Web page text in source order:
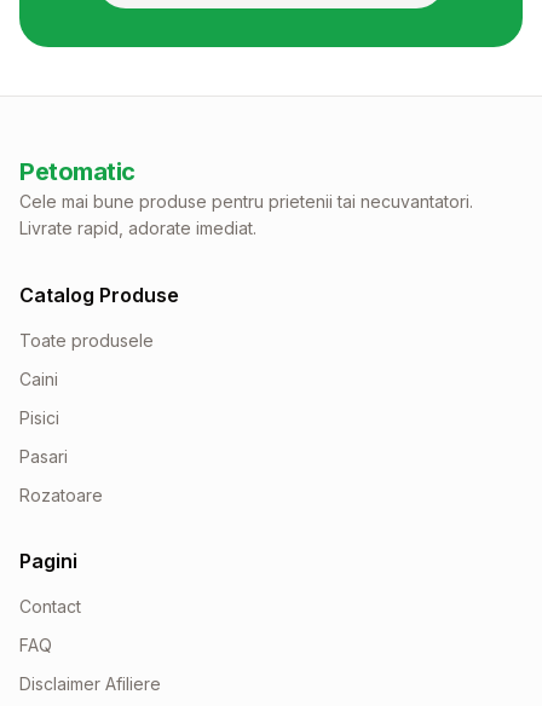
Petomatic
Cele mai bune produse pentru prietenii tai necuvantatori.
Livrate rapid, adorate imediat.
Catalog Produse
Toate produsele
Caini
Pisici
Pasari
Rozatoare
Pagini
Contact
FAQ
Disclaimer Afiliere